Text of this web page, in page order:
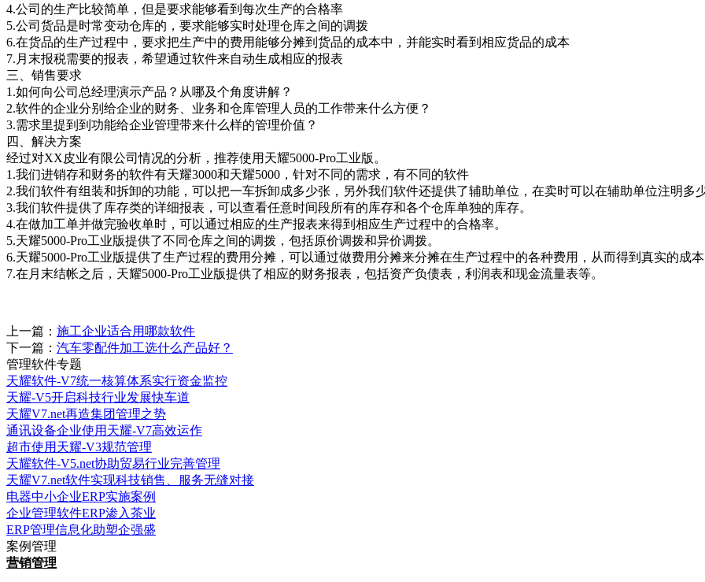
4.公司的生产比较简单，但是要求能够看到每次生产的合格率
5.公司货品是时常变动仓库的，要求能够实时处理仓库之间的调拨
6.在货品的生产过程中，要求把生产中的费用能够分摊到货品的成本中，并能实时看到相应货品的成本
7.月末报税需要的报表，希望通过软件来自动生成相应的报表
三、销售要求
1.如何向公司总经理演示产品？从哪及个角度讲解？
2.软件的企业分别给企业的财务、业务和仓库管理人员的工作带来什么方便？
3.需求里提到到功能给企业管理带来什么样的管理价值？
四、解决方案
经过对XX皮业有限公司情况的分析，推荐使用天耀5000-Pro工业版。
1.我们进销存和财务的软件有天耀3000和天耀5000，针对不同的需求，有不同的软件
2.我们软件有组装和拆卸的功能，可以把一车拆卸成多少张，另外我们软件还提供了辅助单位，在卖时可以在辅助单位注明多
3.我们软件提供了库存类的详细报表，可以查看任意时间段所有的库存和各个仓库单独的库存。
4.在做加工单并做完验收单时，可以通过相应的生产报表来得到相应生产过程中的合格率。
5.天耀5000-Pro工业版提供了不同仓库之间的调拨，包括原价调拨和异价调拨。
6.天耀5000-Pro工业版提供了生产过程的费用分摊，可以通过做费用分摊来分摊在生产过程中的各种费用，从而得到真实的成本
7.在月末结帐之后，天耀5000-Pro工业版提供了相应的财务报表，包括资产负债表，利润表和现金流量表等。
上一篇： 施工企业适合用哪款软件
下一篇： 汽车零配件加工选什么产品好？
管理软件专题
天耀软件-V7统一核算体系实行资金监控
天耀-V5开启科技行业发展快车道
天耀V7.net再造集团管理之势
通讯设备企业使用天耀-V7高效运作
超市使用天耀-V3规范管理
天耀软件-V5.net协助贸易行业完善管理
天耀V7.net软件实现科技销售、服务无缝对接
电器中小企业ERP实施案例
企业管理软件ERP渗入茶业
ERP管理信息化助塑企强盛
案例管理
营销管理